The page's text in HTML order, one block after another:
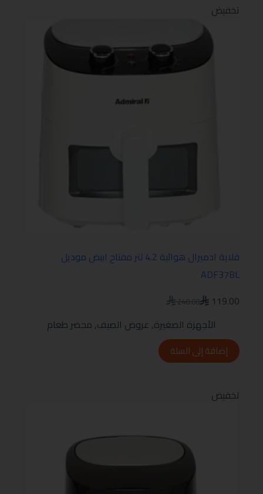
تخفيض
قلاية ادميرال هوائية 4.2 لتر مفتاح ابيض موديل
ADF37BL
240.00
119.00
الأجهزة الصغيرة, عروض الصيف, محضر طعام
إضافة إلى السلة
تخفيض